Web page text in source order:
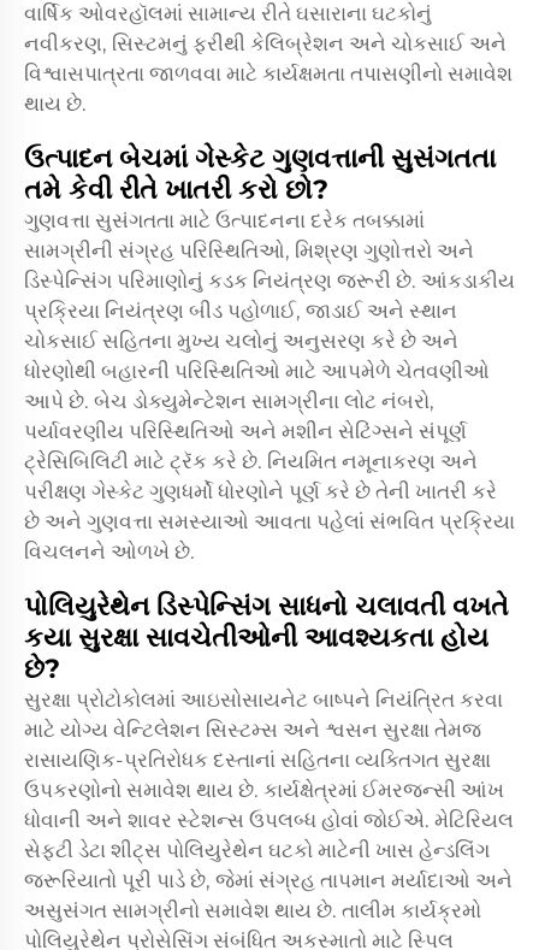
વાર્ષિક ઓવરહૉલમાં સામાન્ય રીતે ઘસારાના ઘટકોનું
નવીકરણ, સિસ્ટમનું ફરીથી કેલિબ્રેશન અને ચોકસાઈ અને
વિશ્વાસપાત્રતા જાળવવા માટે કાર્યક્ષમતા તપાસણીનો સમાવેશ
થાય છે.
ઉત્પાદન બેચમાં ગેસ્કેટ ગુણવત્તાની સુસંગતતા
તમે કેવી રીતે ખાતરી કરો છો?
ગુણવત્તા સુસંગતતા માટે ઉત્પાદનના દરેક તબક્કામાં
સામગ્રીની સંગ્રહ પરિસ્થિતિઓ, મિશ્રણ ગુણોત્તરો અને
ડિસ્પેન્સિંગ પરિમાણોનું કડક નિયંત્રણ જરૂરી છે. આંકડાકીય
પ્રક્રિયા નિયંત્રણ બીડ પહોળાઈ, જાડાઈ અને સ્થાન
ચોકસાઈ સહિતના મુખ્ય ચલોનું અનુસરણ કરે છે અને
ધોરણોથી બહારની પરિસ્થિતિઓ માટે આપમેળે ચેતવણીઓ
આપે છે. બેચ ડોક્યુમેન્ટેશન સામગ્રીના લોટ નંબરો,
પર્યાવરણીય પરિસ્થિતિઓ અને મશીન સેટિંગ્સને સંપૂર્ણ
ટ્રેસિબિલિટી માટે ટ્રૅક કરે છે. નિયમિત નમૂનાકરણ અને
પરીક્ષણ ગેસ્કેટ ગુણધર્મો ધોરણોને પૂર્ણ કરે છે તેની ખાતરી કરે
છે અને ગુણવત્તા સમસ્યાઓ આવતા પહેલાં સંભવિત પ્રક્રિયા
વિચલનને ઓળખે છે.
પોલિયુરેથેન ડિસ્પેન્સિંગ સાધનો ચલાવતી વખતે
કયા સુરક્ષા સાવચેતીઓની આવશ્યકતા હોય
છે?
સુરક્ષા પ્રોટોકોલમાં આઇસોસાયનેટ બાષ્પને નિયંત્રિત કરવા
માટે યોગ્ય વેન્ટિલેશન સિસ્ટમ્સ અને શ્વસન સુરક્ષા તેમજ
રાસાયણિક-પ્રતિરોધક દસ્તાનાં સહિતના વ્યક્તિગત સુરક્ષા
ઉપકરણોનો સમાવેશ થાય છે. કાર્યક્ષેત્રમાં ઈમરજન્સી આંખ
ધોવાની અને શાવર સ્ટેશન્સ ઉપલબ્ધ હોવાં જોઈએ. મેટિરિયલ
સેફ્ટી ડેટા શીટ્સ પોલિયુરેથેન ઘટકો માટેની ખાસ હેન્ડલિંગ
જરૂરિયાતો પૂરી પાડે છે, જેમાં સંગ્રહ તાપમાન મર્યાદાઓ અને
અસુસંગત સામગ્રીનો સમાવેશ થાય છે. તાલીમ કાર્યક્રમો
પોલિયુરેથેન પ્રોસેસિંગ સંબંધિત અકસ્માતો માટે સ્પિલ